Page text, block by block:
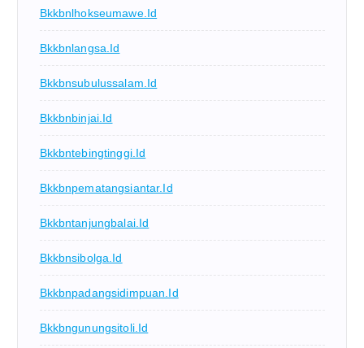
Bkkbnlhokseumawe.id
Bkkbnlangsa.id
Bkkbnsubulussalam.id
Bkkbnbinjai.id
Bkkbntebingtinggi.id
Bkkbnpematangsiantar.id
Bkkbntanjungbalai.id
Bkkbnsibolga.id
Bkkbnpadangsidimpuan.id
Bkkbngunungsitoli.id